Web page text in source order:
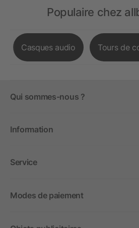
Populaire chez
Casques audio Tours de
Qui sommes-nous ?
Information
Service
Modes de paiement